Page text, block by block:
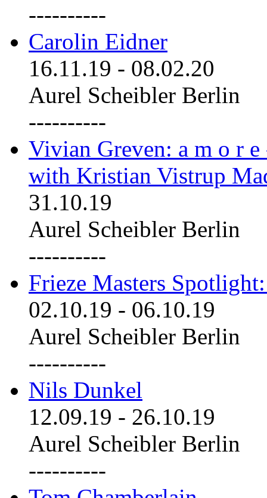
----------
Carolin Eidner
16.11.19 - 08.02.20
Aurel Scheibler Berlin
----------
Vivian Greven: a m o r
with Kristian Vistrup
31.10.19
Aurel Scheibler Berlin
----------
Frieze Masters
02.10.19 - 06.10.19
Aurel Scheibler Berlin
----------
Nils Dunkel
12.09.19 - 26.10.19
Aurel Scheibler Berlin
----------